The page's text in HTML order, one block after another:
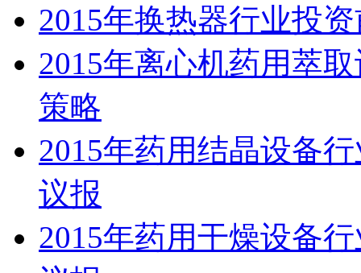
2015年换热器行业投
2015年离心机药用萃
策略
2015年药用结晶设备
议报
2015年药用干燥设备